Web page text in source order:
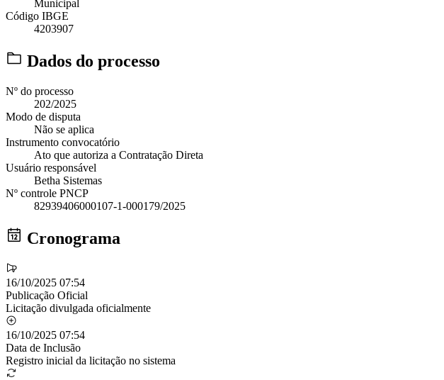
Municipal
Código IBGE
4203907
Dados do processo
Nº do processo
202/2025
Modo de disputa
Não se aplica
Instrumento convocatório
Ato que autoriza a Contratação Direta
Usuário responsável
Betha Sistemas
Nº controle PNCP
82939406000107-1-000179/2025
Cronograma
16/10/2025 07:54
Publicação Oficial
Licitação divulgada oficialmente
16/10/2025 07:54
Data de Inclusão
Registro inicial da licitação no sistema